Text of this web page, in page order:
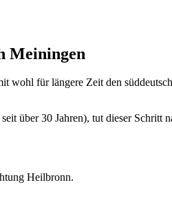
Meiningen
für längere Zeit den
über 30 Jahren), tut dieser Schritt
Heilbronn.